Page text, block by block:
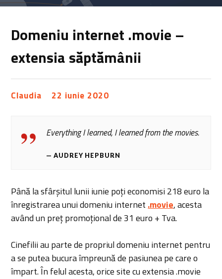
Domeniu internet .movie –
extensia săptămânii
Claudia 22 iunie 2020
Everything I learned, I learned from the movies.
AUDREY HEPBURN
Până la sfârșitul lunii iunie poți economisi 218 euro la
înregistrarea unui domeniu internet .movie, acesta
având un preț promoțional de 31 euro + Tva.
Cinefilii au parte de propriul domeniu internet pentru
a se putea bucura împreună de pasiunea pe care o
împart. În felul acesta, orice site cu extensia .movie